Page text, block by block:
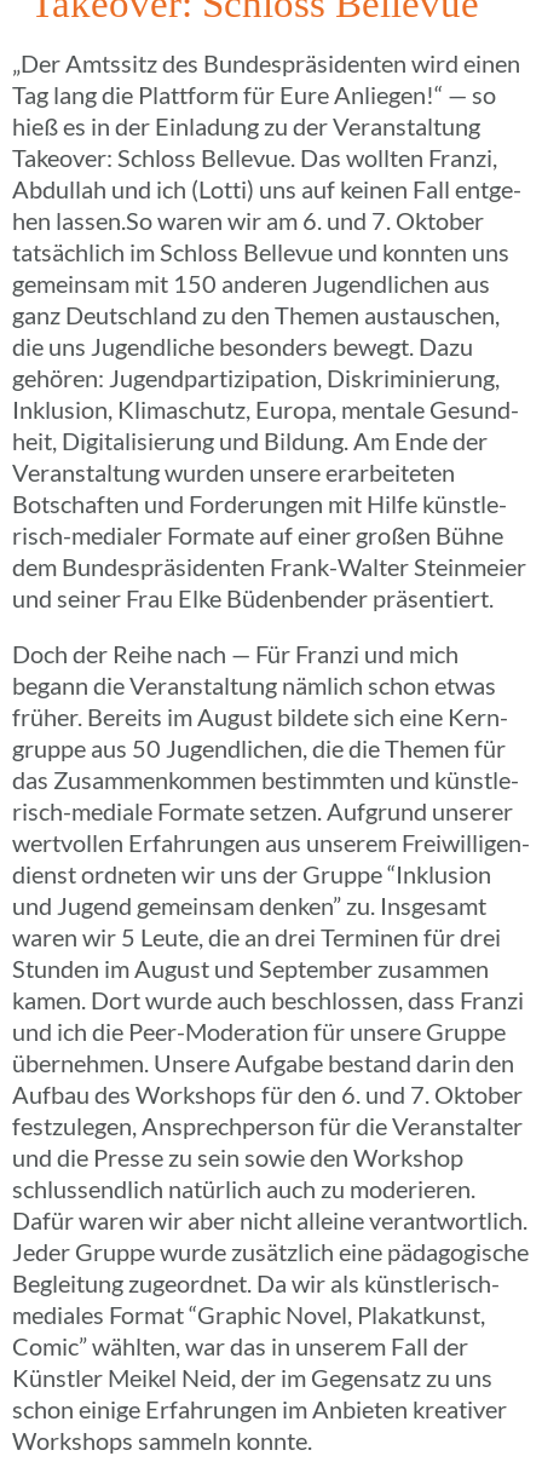
„Der Amts­sitz des Bundes­prä­si­den­ten wird einen
Tag lang die Platt­form für Eure Anlie­gen!“ — so
hieß es in der Einla­dung zu der Veran­stal­tung
Take­over: Schloss Belle­vue. Das wollten Franzi,
Abdul­lah und ich (Lotti) uns auf keinen Fall entge­
hen lassen.So waren wir am 6. und 7. Oktober
tatsäch­lich im Schloss Belle­vue und konnten uns
gemein­sam mit 150 anderen Jugend­li­chen aus
ganz Deutsch­land zu den Themen austau­schen,
die uns Jugend­li­che beson­ders bewegt. Dazu
gehören: Jugend­par­ti­zi­pa­tion, Diskri­mi­nie­rung,
Inklu­sion, Klima­schutz, Europa, mentale Gesund­
heit, Digi­ta­li­sie­rung und Bildung. Am Ende der
Veran­stal­tung wurden unsere erar­bei­te­ten
Botschaf­ten und Forde­run­gen mit Hilfe küns­t­­le­
risch-media­­ler Formate auf einer großen Bühne
dem Bundes­prä­si­den­ten Frank-Walter Stein­meier
und seiner Frau Elke Büden­ben­der präsentiert.
Doch der Reihe nach — Für Franzi und mich
begann die Veran­stal­tung nämlich schon etwas
früher. Bereits im August bildete sich eine Kern­
gruppe aus 50 Jugend­li­chen, die die Themen für
das Zusam­men­kom­men bestimm­ten und küns­t­­le­
risch-mediale Formate setzen. Aufgrund unserer
wert­vol­len Erfah­run­gen aus unserem Frei­wil­li­gen­
dienst ordne­ten wir uns der Gruppe “Inklu­sion
und Jugend gemein­sam denken” zu. Insge­samt
waren wir 5 Leute, die an drei Termi­nen für drei
Stunden im August und Septem­ber zusam­men
kamen. Dort wurde auch beschlos­sen, dass Franzi
und ich die Peer-Mode­ra­­tion für unsere Gruppe
über­neh­men. Unsere Aufgabe bestand darin den
Aufbau des Work­shops für den 6. und 7. Oktober
fest­zu­le­gen, Ansprech­per­son für die Veran­stal­ter
und die Presse zu sein sowie den Work­shop
schluss­end­lich natür­lich auch zu mode­rie­ren.
Dafür waren wir aber nicht alleine verant­wort­lich.
Jeder Gruppe wurde zusätz­lich eine pädago­gi­sche
Beglei­tung zuge­ord­net. Da wir als küns­t­­le­risch-
media­­les Format “Graphic Novel, Plakat­kunst,
Comic” wählten, war das in unserem Fall der
Künst­ler Meikel Neid, der im Gegen­satz zu uns
schon einige Erfah­run­gen im Anbie­ten krea­ti­ver
Work­shops sammeln konnte.